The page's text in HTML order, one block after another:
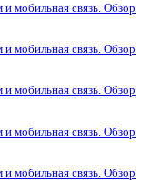
мобильная связь. Обзор
мобильная связь. Обзор
мобильная связь. Обзор
мобильная связь. Обзор
мобильная связь. Обзор